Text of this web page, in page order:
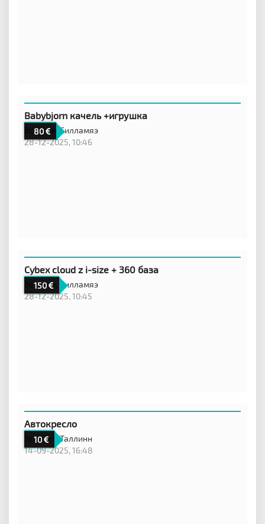
80
Babybjorn качель +игрушка
Эстония, Силламяэ
28-12-2025, 10:46
150
Cybex cloud z i-size + 360 база
Эстония,
Силламяэ
28-12-2025, 10:45
10
Автокресло
Эстония,Таллинн
14-09-2025, 16:48